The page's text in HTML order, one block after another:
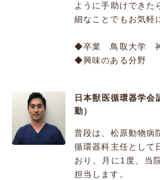
ように手助けできた
細なことでもお気軽
◆卒業 鳥取大学 神
◆興味のある分野
日本獣医循環器学会
勤）
普段は、松原動物病
循環器科主任として
おり、月に1度、当
担当します。